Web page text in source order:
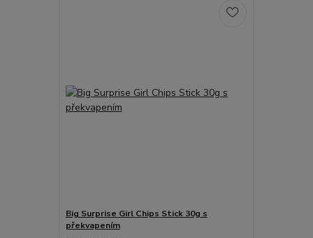
Big Surprise Girl Chips Stick 30g s
překvapením